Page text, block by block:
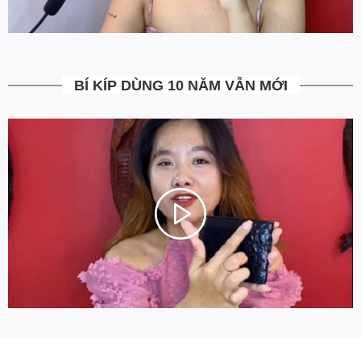
hàng không ưng ý. Ngoài ra Ovenis còn có chính sách đổi trả
trong vòng 7 ngày kể từ ngày nhận hàng (Xem chi tiết).
Toàn bộ các đơn hàng từ 500k đều được Ovenis hỗ trợ giao hàng
bạn phải trả. Tặng thêm khách cũ với ưu đãi riêng, free ship đơn
6. Vì sao cam kết Giá Tốt Nhất?
Chúng tôi chọn cách tối ưu chi phí như không phân phối qua
trung gian, không cửa hàng để giảm chi phí vận hành (hàng sản
xuất từ xưởng đóng gói và vận chuyển trực tiếp tới tay người sử
dụng). Tập trung vào cải thiện chất lượng sản phẩm và nâng cao
dịch vụ chăm sóc khách hàng.
BÍ KÍP DÙNG 10 NĂM VẪN MỚI